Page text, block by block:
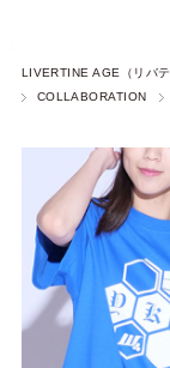
LIVERTINE AGE（リバテ
COLLABORATION